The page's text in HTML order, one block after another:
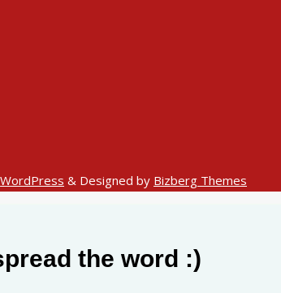
WordPress & Designed by Bizberg Themes
the word :)